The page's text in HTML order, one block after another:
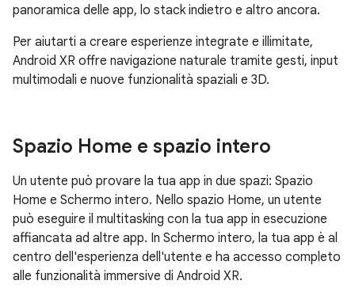
panoramica delle app, lo stack indietro e altro ancora.
Per aiutarti a creare esperienze integrate e illimitate,
Android XR offre navigazione naturale tramite gesti, input
multimodali e nuove funzionalità spaziali e 3D.
Spazio Home e spazio intero
Un utente può provare la tua app in due spazi: Spazio
Home e Schermo intero. Nello spazio Home, un utente
può eseguire il multitasking con la tua app in esecuzione
affiancata ad altre app. In Schermo intero, la tua app è al
centro dell'esperienza dell'utente e ha accesso completo
alle funzionalità immersive di Android XR.